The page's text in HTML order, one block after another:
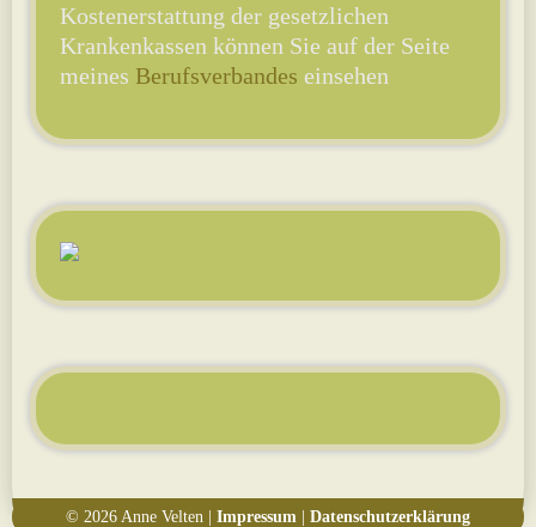
Kostenerstattung der gesetzlichen
Krankenkassen können Sie auf der Seite
meines Berufsverbandes einsehen
© 2026 Anne Velten | Impressum Datenschutzerklärung